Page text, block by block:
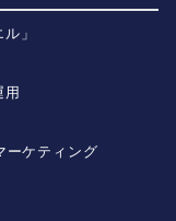
」
用
ーケティング